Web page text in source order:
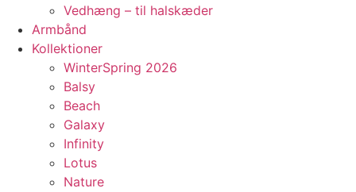
Vedhæng – til halskæder
Armbånd
Kollektioner
WinterSpring 2026
Balsy
Beach
Galaxy
Infinity
Lotus
Nature